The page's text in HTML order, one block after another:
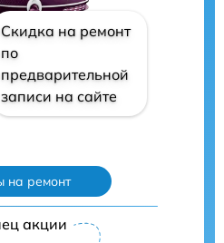
Скидка на ремонт
по
предварительной
записи на сайте
на ремонт
акции